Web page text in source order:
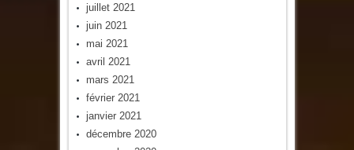
juillet 2021
juin 2021
mai 2021
avril 2021
mars 2021
février 2021
janvier 2021
décembre 2020